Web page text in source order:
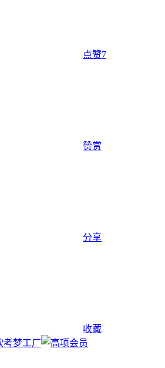
点赞7
赞赏
分享
收藏